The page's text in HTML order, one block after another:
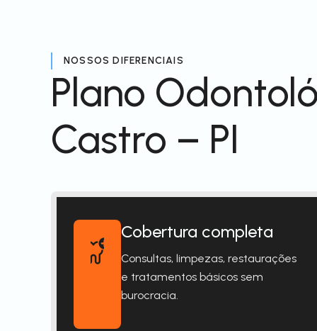
NOSSOS DIFERENCIAIS
Plano
Castro – PI
Cobertura completa
Consultas, limpezas, restaurações
e tratamentos básicos sem
burocracia.